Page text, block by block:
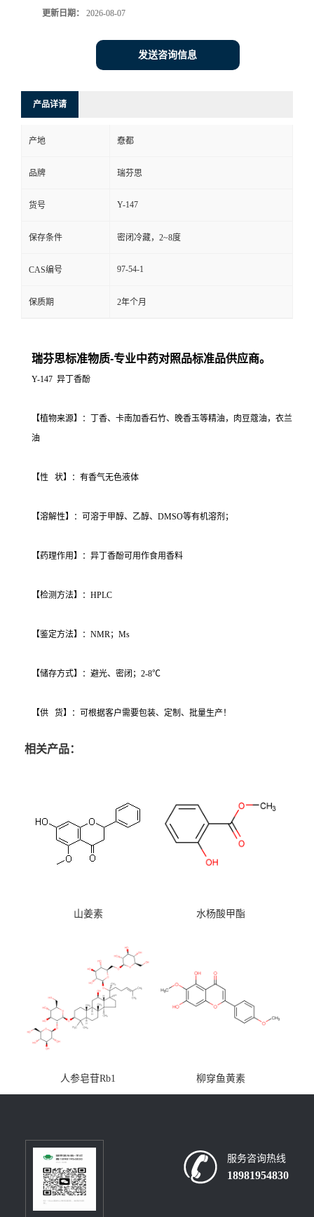
联
更新日期： 2026-08-07
发送咨询信息
产品详请
产地 憃都
品牌 瑞芬思
货号 Y-147
保存条件 密闭冷藏，2~8度
CAS编号 97-54-1
保质期 2年个月
瑞芬思标准物质-专业中药对照品标准品供应商。
Y-147 异丁香酚
【植物来源】：丁香、卡南加香石竹、晚香玉等精油，肉豆蔻油，衣兰
油
【性 状】：有香气无色液体
【溶解性】：可溶于甲醇、乙醇、DMSO等有机溶剂；
【药理作用】：异丁香酚可用作食用香料
【检测方法】：HPLC
【鉴定方法】：NMR；Ms
【储存方式】：避光、密闭；2-8℃
【供 货】：可根据客户需要包装、定制、批量生产！
相关产品：
山姜素 水杨酸甲酯
人参皂苷Rb1 柳穿鱼黄素
服务咨询热线
18981954830